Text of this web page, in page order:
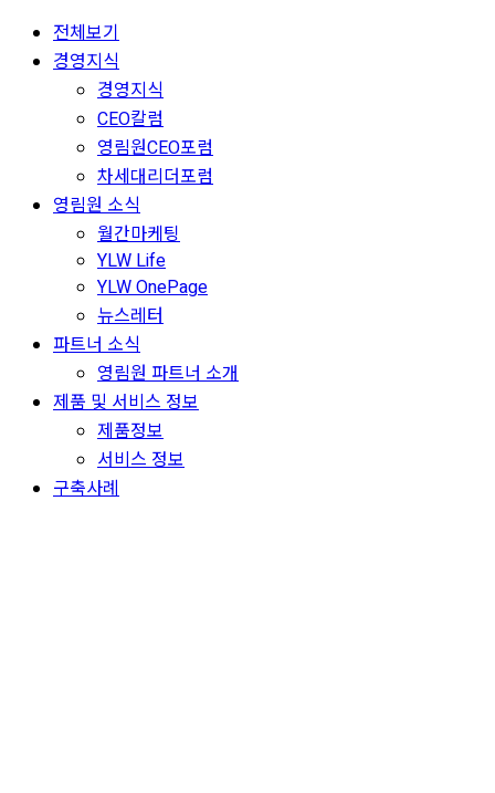
전체보기
경영지식
경영지식
CEO칼럼
영림원CEO포럼
차세대리더포럼
영림원 소식
월간마케팅
YLW Life
YLW OnePage
뉴스레터
파트너 소식
영림원 파트너 소개
제품 및 서비스 정보
제품정보
서비스 정보
구축사례